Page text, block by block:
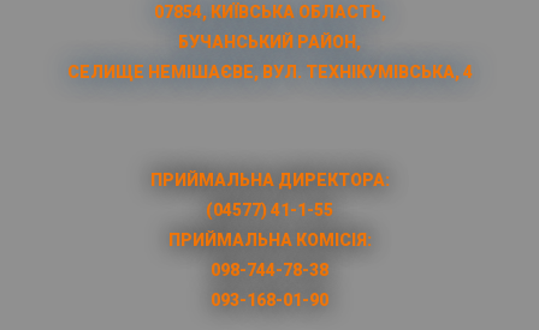
07854, КИЇВСЬКА ОБЛАСТЬ,
БУЧАНСЬКИЙ РАЙОН,
СЕЛИЩЕ НЕМІШАЄВЕ, ВУЛ. ТЕХНІКУМІВСЬКА, 4
ПРИЙМАЛЬНА ДИРЕКТОРА:
(04577) 41-1-55
ПРИЙМАЛЬНА КОМІСІЯ:
098-744-78-38
093-168-01-90